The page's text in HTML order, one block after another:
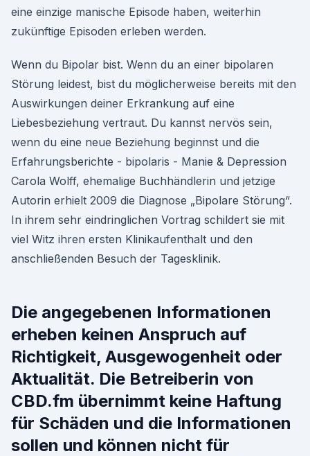
eine einzige manische Episode haben, weiterhin
zukünftige Episoden erleben werden.
Wenn du Bipolar bist. Wenn du an einer bipolaren
Störung leidest, bist du möglicherweise bereits mit den
Auswirkungen deiner Erkrankung auf eine
Liebesbeziehung vertraut. Du kannst nervös sein,
wenn du eine neue Beziehung beginnst und die
Erfahrungsberichte - bipolaris - Manie & Depression
Carola Wolff, ehemalige Buchhändlerin und jetzige
Autorin erhielt 2009 die Diagnose „Bipolare Störung“.
In ihrem sehr eindringlichen Vortrag schildert sie mit
viel Witz ihren ersten Klinikaufenthalt und den
anschließenden Besuch der Tagesklinik.
Die angegebenen Informationen
erheben keinen Anspruch auf
Richtigkeit, Ausgewogenheit oder
Aktualität. Die Betreiberin von
CBD.fm übernimmt keine Haftung
für Schäden und die Informationen
sollen und können nicht für